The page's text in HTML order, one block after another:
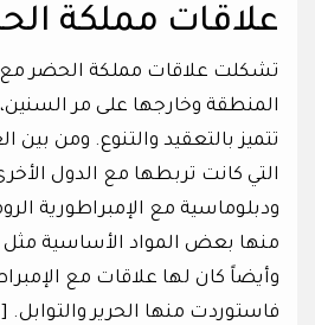
علاقات مملكة
تشكلت علاقات مملكة الحضر مع
المنطقة وخارجها على مر
تتميز بالتعقيد والتنوع. ومن بين
التي كانت تربطها مع الدول
ودبلوماسية مع الإمبراطورية
منها بعض المواد الأساسية مثل
وأيضاً كان لها علاقات مع
فاستوردت منها الحرير والتوابل. [5]